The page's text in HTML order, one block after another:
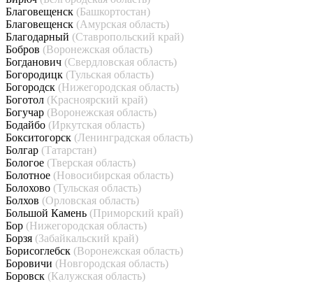
Благовещенск (Башкортостан)
Благовещенск (Амурская область)
Благодарный (Ставропольский край)
Бобров (Воронежская область)
Богданович (Свердловская область)
Богородицк (Тульская область)
Богородск (Нижегородская область)
Боготол (Красноярский край)
Богучар (Воронежская область)
Бодайбо (Иркутская область)
Бокситогорск (Ленинградская область)
Болгар (Татарстан)
Бологое (Тверская область)
Болотное (Новосибирская область)
Болохово (Тульская область)
Болхов (Орловская область)
Большой Камень (Приморский край)
Бор (Нижегородская область)
Борзя (Забайкальский край)
Борисоглебск (Воронежская область)
Боровичи (Новгородская область)
Боровск (Калужская область)